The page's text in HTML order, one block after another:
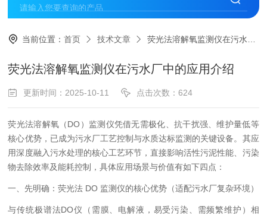
当前位置：首页 技术文章 荧光法溶解氧监测仪在污水厂中的应用介绍
荧光法溶解氧监测仪在污水厂中的应用介绍
更新时间：2025-10-11 点击次数：624
荧光法溶解氧（DO）监测仪凭借无需极化、抗干扰强、维护量低等
核心优势，已成为污水厂工艺控制与水质达标监测的关键设备。其应
用深度融入污水处理的核心工艺环节，直接影响活性污泥性能、污染
物去除效率及能耗控制，具体应用场景与价值有如下四点：
一、先明确：荧光法 DO 监测仪的核心优势（适配污水厂复杂环境）
与传统极谱法DO仪（需膜、电解液，易受污染、需频繁维护）相